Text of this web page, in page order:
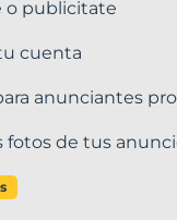
o publicitate
cuenta
anunciantes
fotos de tus